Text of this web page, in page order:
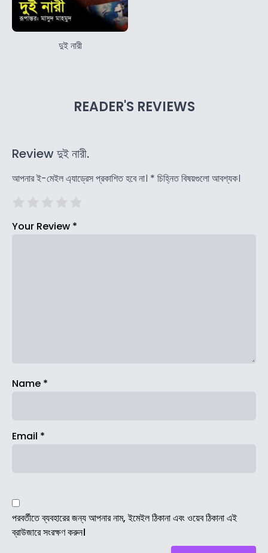
দুই নারী
READER'S REVIEWS
Review দুই নারী.
আপনার ই-মেইল এ্যাড্রেস প্রকাশিত হবে না। * চিহ্নিত বিষয়গুলো আবশ্যক।
Your Review *
Name *
Email *
পরবর্তীতে ব্যবহারের জন্য আপনার নাম, ইমেইল ঠিকানা এবং ওয়েব ঠিকানা এই
ব্রাউজারে সংরক্ষণ করুন।